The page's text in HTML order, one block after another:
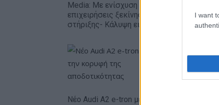
I want
Media: Με ενίσχυση 8 εκατ. ευρώ σε 451
επιχειρήσεις ξεκίνησε το πρόγραμμα
στήριξης- Κάλυψη εισφορών ΕΔΟΕΑΠ
Νέο Audi A2 e-tron με στόχο